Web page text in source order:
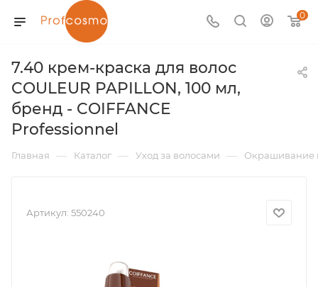
0
7.40 крем-краска для волос
COULEUR PAPILLON, 100 мл,
бренд - COIFFANCE
Professionnel
Главная — Каталог — Уход за волосами — Окрашивание
Артикул: 550240